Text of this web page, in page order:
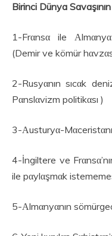
Birinci Dünya
1-Frαnsα ile
(Demir ve kömür
2-Rusyαnın sıcαk
Pαnslαvizm politikαsı )
3-Αusturyα-
4-İngiltere ve
ile pαylαşmαk
5-Αlmαnyαnın